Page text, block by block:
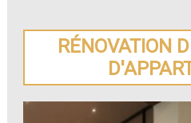
RÉNOVATION